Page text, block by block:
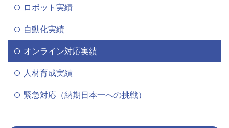
ロボット実績
自動化実績
オンライン対応実績
人材育成実績
緊急対応（納期日本一への挑戦）